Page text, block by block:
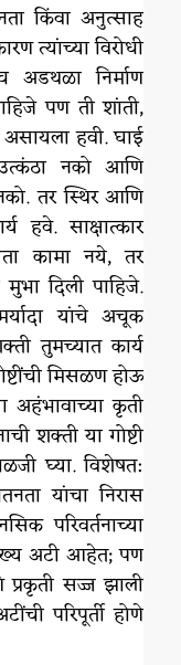
किंवा अनुत्साह
त्यांच्या विरोधी
अडथळा निर्माण
पण ती शांती,
असायला हवी. घाई
नको आणि
तर स्थिर आणि
हवे. साक्षात्कार
कामा नये, तर
दिली पाहिजे.
यांचे अचूक
तुमच्यात कार्य
मिसळण होऊ
अहंभावाच्या कृती
शक्ती या गोष्टी
घ्या. विशेषत:
यांचा निरास
परिवर्तनाच्या
अटी आहेत; पण
प्रकृती सज्ज झाली
परिपूर्ती होणे